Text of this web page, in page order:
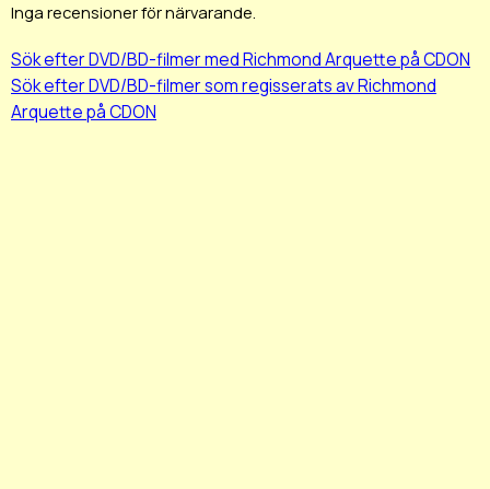
Inga recensioner för närvarande.
Sök efter DVD/BD-filmer med Richmond Arquette på CDON
Sök efter DVD/BD-filmer som regisserats av Richmond
Arquette på CDON